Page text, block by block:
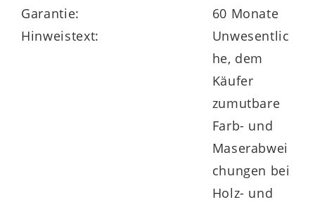
Garantie:
60 Monate
Hinweistext:
Unwesentlic
he, dem
Käufer
zumutbare
Farb- und
Maserabwei
chungen bei
Holz- und